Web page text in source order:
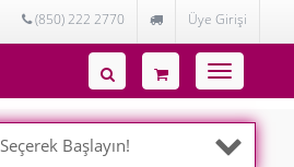
(850) 222 2770 Üye Girişi
Toggle
navigation
Seçerek Başlayın!